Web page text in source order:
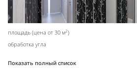
площадь (цена от 30 м2)
обработка угла
Показать полный список